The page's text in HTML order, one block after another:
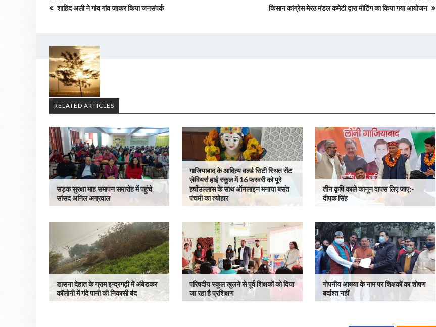
शाहिद अली ने गांव गांव जाकर किया जनसंपर्क किसान कांग्रेस मेरठ मंडल कमेटी द्वारा मीटिंग का किया गया आयोजन
RELATED ARTICLES
सड़क सुरक्षा माह समापन समारोह में पहुंचे
सांसद अनिल अग्रवाल
गाजियाबाद के आदित्य वर्ल्ड सिटी स्थित सेंट
ज़ेवियर्स हाई स्कूल में 16 फरवरी को पूरे
हर्षोउल्लास के साथ ऑनलाइन मनाया बसंत
पंचमी का त्योहार
तीन कृषि काले कानून वापस लिए जाए:-
दीपक सिंह
डासना देहात के ग्राम इन्द्रगढ़ी में अंबेडकर
कॉलोनी में गंदे पानी की निकासी बंद
परिषदीय स्कूल खुलने से पूर्व शिक्षकों को दिया
जा रहा है प्रशिक्षण
गोपनीय आख्या के नाम पर शिक्षकों का शोषण
बर्दाश्त नहीं